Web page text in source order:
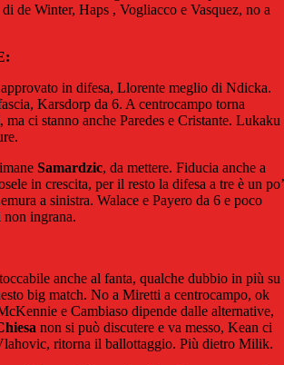
de Winter, Haps , Vogliacco e Vasquez, no a
in difesa, Llorente meglio di Ndicka.
Karsdorp da 6. A centrocampo torna
, ma ci stanno anche Paredes e Cristante. Lukaku
Samardzic, da mettere. Fiducia anche a
in crescita, per il resto la difesa a tre è un po’
a sinistra. Walace e Payero da 6 e poco
non ingrana.
anche al fanta, qualche dubbio in più su
big match. No a Miretti a centrocampo, ok
e Cambiaso dipende dalle alternative,
non si può discutere e va messo, Kean ci
ritorna il ballottaggio. Più dietro Milik.